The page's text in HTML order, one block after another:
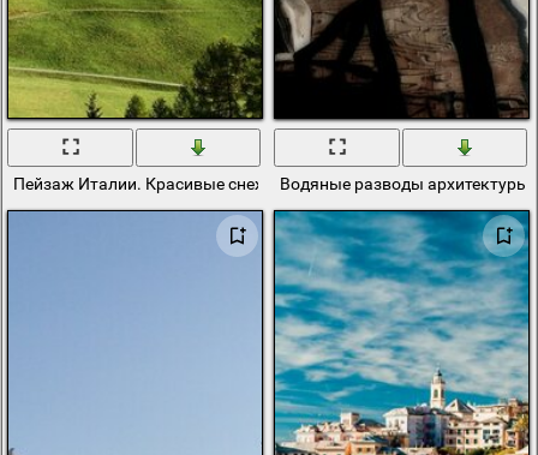
Пейзаж Италии. Красивые снежные горы в далине
Водяные разводы архитектуры